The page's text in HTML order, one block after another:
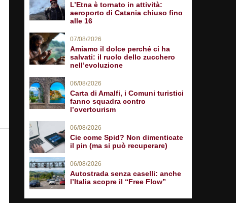
L’Etna è tornato in attività:
aeroporto di Catania chiuso fino
alle 16
07/08/2026
Amiamo il dolce perché ci ha
salvati: il ruolo dello zucchero
nell’evoluzione
06/08/2026
Carta di Amalfi, i Comuni turistici
fanno squadra contro
l’overtourism
06/08/2026
Cie come Spid? Non dimenticate
il pin (ma si può recuperare)
06/08/2026
Autostrada senza caselli: anche
l’Italia scopre il “Free Flow”